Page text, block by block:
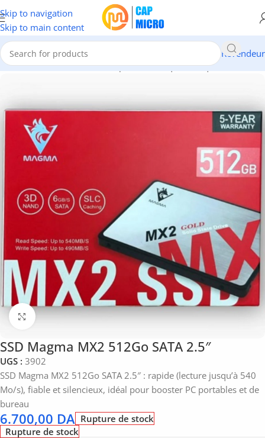
Skip to navigation
Skip to main content
Revendeur
Accueil/INFORMATIQUE/Composants/Disques/Disques SSD
Click to enlarge
SSD Magma MX2 512Go SATA 2.5″
UGS : 3902
SSD Magma MX2 512Go SATA 2.5″ : rapide (lecture jusqu’à 540
Mo/s), fiable et silencieux, idéal pour booster PC portables et de
bureau
6.700,00 DA Rupture de stock
Rupture de stock